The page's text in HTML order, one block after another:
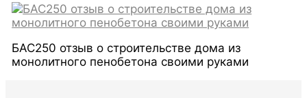
БАС250 отзыв о строительстве дома из
монолитного пенобетона своими руками